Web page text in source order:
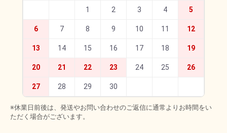
1 2 3 4 5
6 7 8 9 10 11 12
13 14 15 16 17 18 19
20 21 22 23 24 25 26
27 28 29 30
※休業日前後は、発送やお問い合わせのご返信に通常よりお時間をい
ただく場合がございます。